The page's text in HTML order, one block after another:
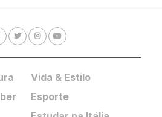
Vida & Estilo
Esporte